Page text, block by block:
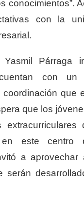
conocimientos”.
con la
Párraga
cuentan con un
coordinación que
que los
en este centro
a aprovechar
serán